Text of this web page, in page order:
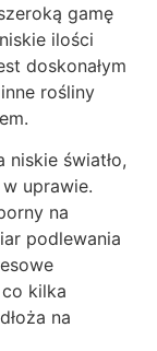
gamę
ilości
doskonałym
rośliny
światło,
uprawie.
na
podlewania
kilka
na